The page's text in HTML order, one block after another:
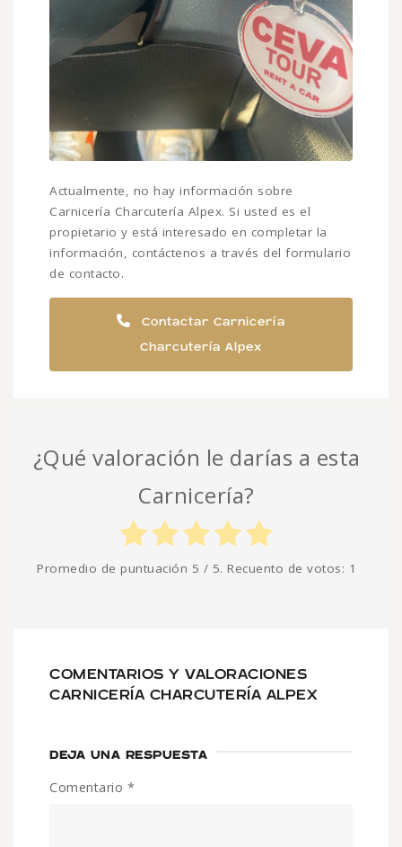
Actualmente, no hay información sobre
Carnicería Charcutería Alpex. Si usted es el
propietario y está interesado en completar la
información, contáctenos a través del formulario
de contacto.
Contactar Carnicería
Charcutería Alpex
¿Qué valoración le darías a esta
Carnicería?
Promedio de puntuación 5 / 5. Recuento de votos: 1
COMENTARIOS Y VALORACIONES
CARNICERÍA CHARCUTERÍA ALPEX
DEJA UNA RESPUESTA
Comentario *